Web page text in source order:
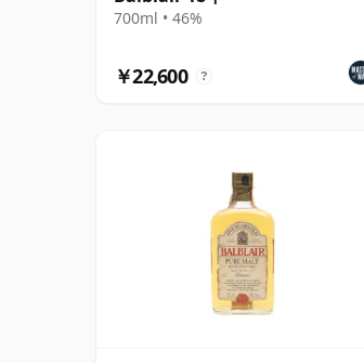
700ml • 46%
￥22,600 ?